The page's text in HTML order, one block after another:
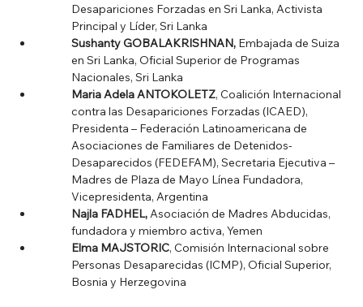
Desapariciones Forzadas en Sri Lanka, Activista
Principal y Líder, Sri Lanka
Sushanty GOBALAKRISHNAN, Embajada de Suiza
en Sri Lanka, Oficial Superior de Programas
Nacionales, Sri Lanka
Maria Adela ANTOKOLETZ, Coalición Internacional
contra las Desapariciones Forzadas (ICAED),
Presidenta – Federación Latinoamericana de
Asociaciones de Familiares de Detenidos-
Desaparecidos (FEDEFAM), Secretaria Ejecutiva –
Madres de Plaza de Mayo Línea Fundadora,
Vicepresidenta, Argentina
Najla FADHEL, Asociación de Madres Abducidas,
fundadora y miembro activa, Yemen
Elma MAJSTORIC, Comisión Internacional sobre
Personas Desaparecidas (ICMP), Oficial Superior,
Bosnia y Herzegovina